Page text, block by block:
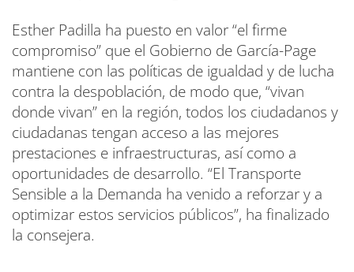
Esther Padilla ha puesto en valor “el firme
compromiso” que el Gobierno de García-Page
mantiene con las políticas de igualdad y de lucha
contra la despoblación, de modo que, “vivan
donde vivan” en la región, todos los ciudadanos y
ciudadanas tengan acceso a las mejores
prestaciones e infraestructuras, así como a
oportunidades de desarrollo. “El Transporte
Sensible a la Demanda ha venido a reforzar y a
optimizar estos servicios públicos”, ha finalizado
la consejera.